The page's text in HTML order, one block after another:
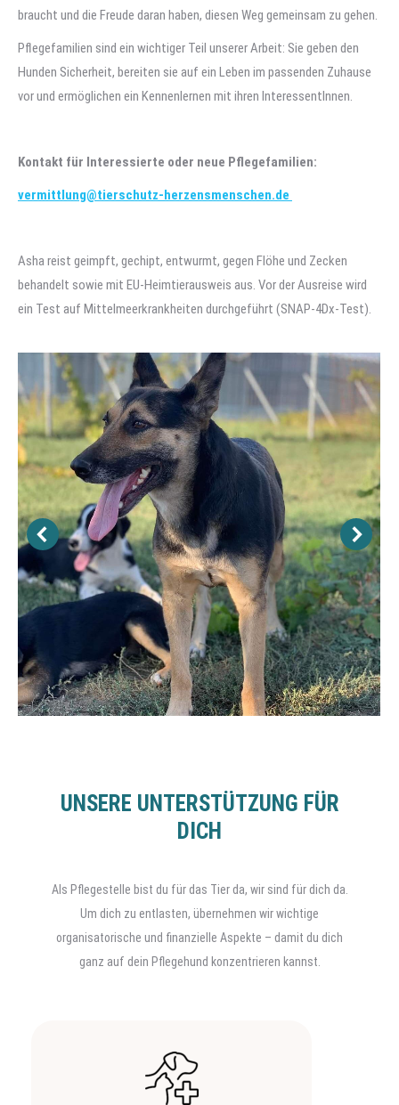
braucht und die Freude daran haben, diesen Weg gemeinsam zu gehen.
Pflegefamilien sind ein wichtiger Teil unserer Arbeit: Sie geben den
Hunden Sicherheit, bereiten sie auf ein Leben im passenden Zuhause
vor und ermöglichen ein Kennenlernen mit ihren InteressentInnen.
Kontakt für Interessierte oder neue Pflegefamilien:
vermittlung@tierschutz-herzensmenschen.de
Asha reist geimpft, gechipt, entwurmt, gegen Flöhe und Zecken
behandelt sowie mit EU-Heimtierausweis aus. Vor der Ausreise wird
ein Test auf Mittelmeerkrankheiten durchgeführt (SNAP-4Dx-Test).
UNSERE UNTERSTÜTZUNG FÜR
DICH
Als Pflegestelle bist du für das Tier da, wir sind für dich da.
Um dich zu entlasten, übernehmen wir wichtige
organisatorische und finanzielle Aspekte – damit du dich
ganz auf dein Pflegehund konzentrieren kannst.